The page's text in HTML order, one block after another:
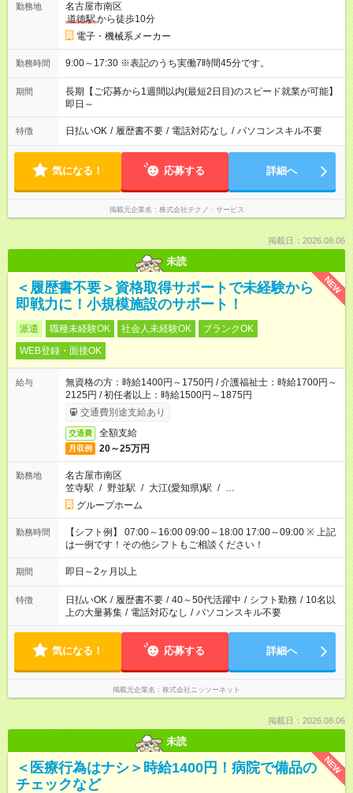
勤務地
名古屋市南区
道徳駅から徒歩10分
電子・機械系メーカー
勤務時間 9:00～17:30 ※表記のうち実働7時間45分です。
期間
長期【ご応募から1週間以内(最短2日目)のスピード就業が可能】
即日～
特徴 日払いOK / 履歴書不要 / 電話対応なし / パソコンスキル不要
気になる！ 応募する 詳細へ
掲載元企業名 株式会社テクノ・サービス
掲載日：2026.08.06
未読
NEW
＜履歴書不要＞資格取得サポートで未経験から
即戦力に！小規模施設のサポート！
派遣 職種未経験OK 社会人未経験OK
ブランクOK
WEB登録・面接OK
給与
無資格の方：時給1400円～1750円 / 介護福祉士：時給1700円～
2125円 / 初任者以上：時給1500円～1875円
交通費別途支給あり
交通費 全額支給
月収例 20～25万円
勤務地
名古屋市南区
笠寺駅 / 野並駅 / 大江(愛知県)駅 / …
グループホーム
勤務時間
【シフト例】 07:00～16:00 09:00～18:00 17:00～09:00 ※ 上記
は一例です！その他シフトもご相談ください！
期間 即日～2ヶ月以上
特徴 日払いOK / 履歴書不要 / 40～50代活躍中 / シフト勤務 / 10名以
上の大量募集 / 電話対応なし / パソコンスキル不要
気になる！ 応募する 詳細へ
掲載元企業名 株式会社ニッソーネット
掲載日：2026.08.06
未読
NEW
＜医療行為はナシ＞時給1400円！病院で備品の
チェックなど